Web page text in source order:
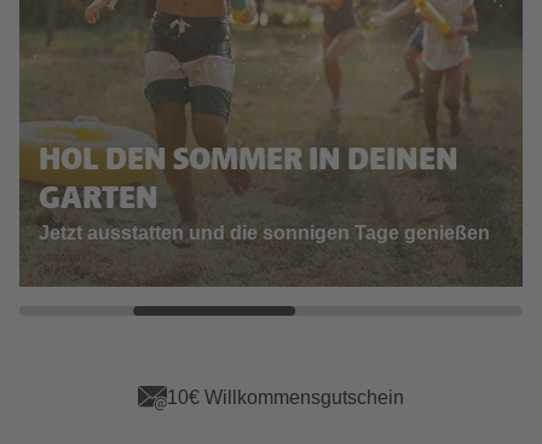
HOL DEN SOMMER IN DEINEN
GARTEN
Jetzt ausstatten und die sonnigen Tage genießen
10€ Willkommensgutschein